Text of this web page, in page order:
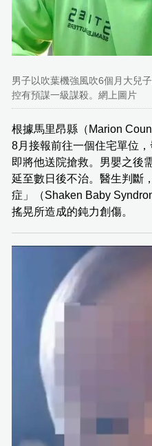
男子以吹葉機強風吹6個月大兒
控有預謀一級謀殺。網上圖片
根據馬里昂縣（Marion
8月接報前往一個住宅單位
即將他送院搶救。男嬰之後
延至數日後不治。醫生判斷
症」（Shaken Baby
搖晃所造成的鈍力創傷。